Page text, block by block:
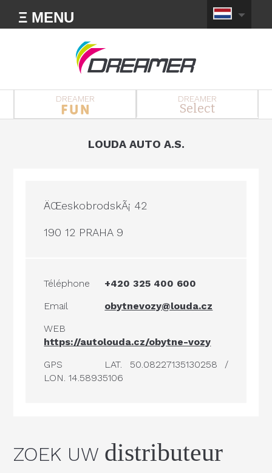
Ξ MENU
DREAMER DREAMER
Select
LOUDA AUTO A.S.
ÄŒeskobrodskÃ¡ 42
190 12 PRAHA 9
Téléphone
+420 325 400 600
Email
obytnevozy@louda.cz
WEB
https://autolouda.cz/obytne-vozy
GPS
LAT. 50.08227135130258 /
LON. 14.58935106
ZOEK UW distributeur